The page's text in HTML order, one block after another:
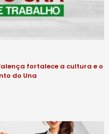
fortalece a cultura e o
do Una